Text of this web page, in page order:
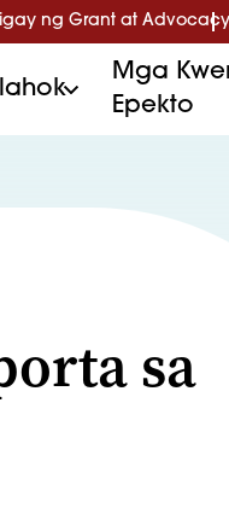
ng Grant at Advocacy
Mga
Epekto
sa